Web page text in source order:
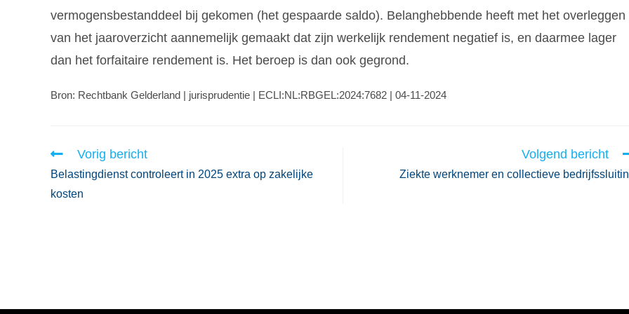
vermogensbestanddeel bij gekomen (het gespaarde saldo). Belanghebbende heeft met het overleggen
van het jaaroverzicht aannemelijk gemaakt dat zijn werkelijk rendement negatief is, en daarmee lager
dan het forfaitaire rendement is. Het beroep is dan ook gegrond.
Bron: Rechtbank Gelderland | jurisprudentie | ECLI:NL:RBGEL:2024:7682 | 04-11-2024
Vorig bericht
Belastingdienst controleert in 2025 extra op zakelijke
kosten
Volgend bericht
Ziekte werknemer en collectieve